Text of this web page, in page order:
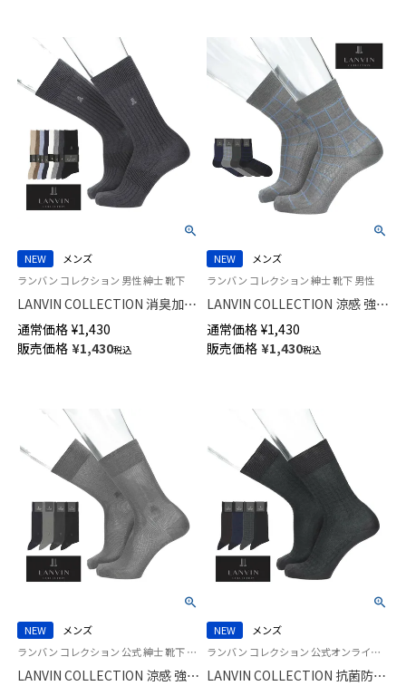
NEW
メンズ
ランバン コレクション 男性 紳士 靴下
LANVIN COLLECTION 消臭加工
土踏まずサポート 綿レーヨン混
JL両面刺しゅう クルー丈 カジ
ュアル ソックス メンズ 日本製
通常価格 ¥1,430
販売価格 ¥1,430税込
NEW
メンズ
ランバン コレクション 紳士 靴下 男性
LANVIN COLLECTION 涼感 強撚
糸 足底メッシュ 抗菌防臭 チェ
ック ミドル丈 ビジネス ソック
ス メンズ 02402041
通常価格 ¥1,430
販売価格 ¥1,430税込
NEW
メンズ
ランバン コレクション 公式 紳士 靴下 男性
LANVIN COLLECTION 涼感 強撚
NEW
メンズ
ランバン コレクション 公式オンラインショップ 紳士 靴下 男性
LANVIN COLLECTION 抗菌防臭